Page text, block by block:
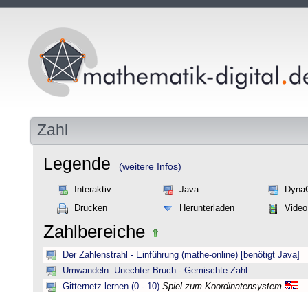
Zahl
Legende (weitere Infos)
Interaktiv Java
Drucken
Herunterladen Video
Zahlbereiche
Der Zahlenstrahl - Einführung (mathe-online) [benötigt Java]
Umwandeln: Unechter Bruch - Gemischte Zahl
Gitternetz lernen (0 - 10) Spiel zum Koordinatensystem